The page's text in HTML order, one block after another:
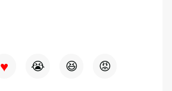
♥ 😭 😆 😡